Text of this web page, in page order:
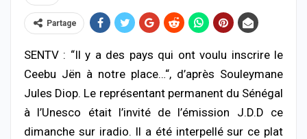
Partage
SENTV : “Il y a des pays qui ont voulu inscrire le
Ceebu Jën à notre place…“, d’après Souleymane
Jules Diop. Le représentant permanent du Sénégal
à l’Unesco était l’invité de l’émission J.D.D ce
dimanche sur iradio. Il a été interpellé sur ce plat